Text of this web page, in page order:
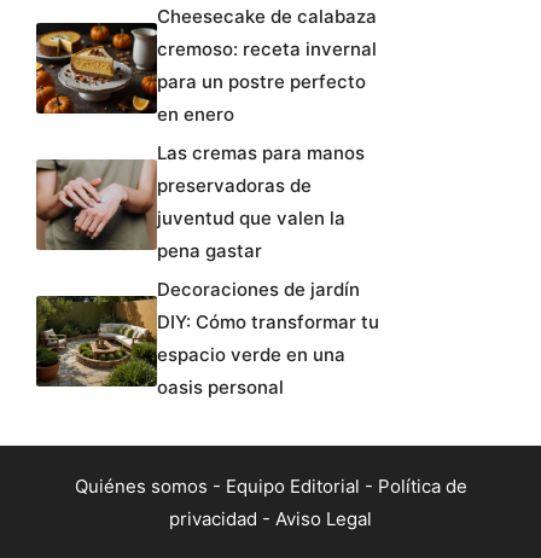
Cheesecake de calabaza
cremoso: receta invernal
para un postre perfecto
en enero
Las cremas para manos
preservadoras de
juventud que valen la
pena gastar
Decoraciones de jardín
DIY: Cómo transformar tu
espacio verde en una
oasis personal
Quiénes somos - Equipo Editorial - Política de
privacidad - Aviso Legal